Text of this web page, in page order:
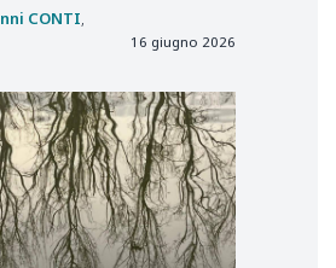
CONTI
16 giugno 2026